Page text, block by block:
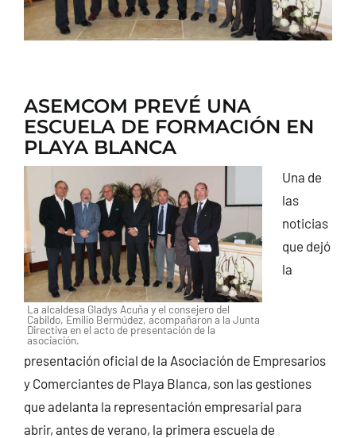
ASEMCOM PREVÉ UNA
ESCUELA DE FORMACIÓN EN
PLAYA BLANCA
La alcaldesa Gladys Acuña y el consejero del
Cabildo, Emilio Bermúdez, acompañaron a la Junta
Directiva en el acto de presentación de la
asociación.
Una de
las
noticias
que dejó
la
presentación oficial de la Asociación de Empresarios
y Comerciantes de Playa Blanca, son las gestiones
que adelanta la representación empresarial para
abrir, antes de verano, la primera escuela de